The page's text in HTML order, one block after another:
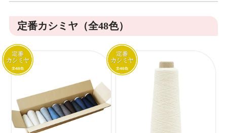
定番カシミヤ（全48色）